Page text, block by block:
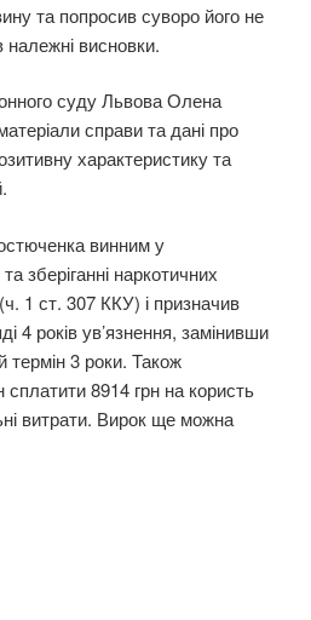
та попросив суворо його не
належні висновки.
суду Львова Олена
справи та дані про
характеристику та
винним у
зберіганні наркотичних
1 ст. 307 ККУ) і призначив
4 років ув’язнення, замінивши
термін 3 роки. Також
8914 грн на користь
витрати. Вирок ще можна